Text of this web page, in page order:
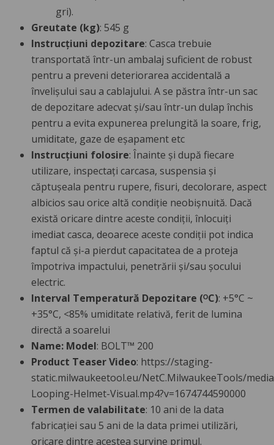
gri).
Greutate (kg): 545 g
Instrucțiuni depozitare: Casca trebuie
transportată într-un ambalaj suficient de robust
pentru a preveni deteriorarea accidentală a
învelișului sau a cablajului. A se păstra într-un sac
de depozitare adecvat și/sau într-un dulap închis
pentru a evita expunerea prelungită la soare, frig,
umiditate, gaze de eșapament etc
Instrucțiuni folosire: Înainte și după fiecare
utilizare, inspectați carcasa, suspensia și
căptușeala pentru rupere, fisuri, decolorare, aspect
albicios sau orice altă condiție neobișnuită. Dacă
există oricare dintre aceste condiții, înlocuiți
imediat casca, deoarece aceste condiții pot indica
faptul că și-a pierdut capacitatea de a proteja
împotriva impactului, penetrării și/sau șocului
electric.
Interval Temperatură Depozitare (ᴼC): +5°C ~
+35°C, <85% umiditate relativă, ferit de lumina
directă a soarelui
Name: Model: BOLT™ 200
Product Teaser Video: https://staging-
static.milwaukeetool.eu/NetC.MilwaukeeTools/
Looping-Helmet-Visual.mp4?v=1674744590000
Termen de valabilitate: 10 ani de la data
fabricației sau 5 ani de la data primei utilizări,
oricare dintre acestea survine primul.